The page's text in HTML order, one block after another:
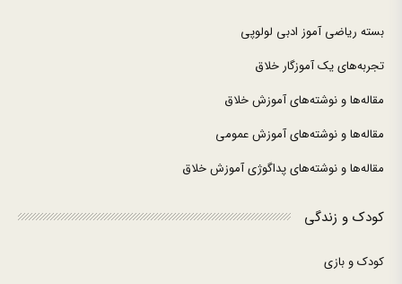
بسته ریاضی آموز ادبی لولوپی
تجربه‌های یک آموزگار خلاق
مقاله‌ها و نوشته‌های آموزش خلاق
مقاله‌ها و نوشته‌های آموزش عمومی
مقاله‌ها و نوشته‌های پداگوژی آموزش خلاق
کودک و زندگی
کودک و بازی